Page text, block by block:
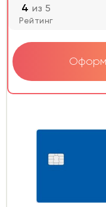
4из 5
Рейтинг